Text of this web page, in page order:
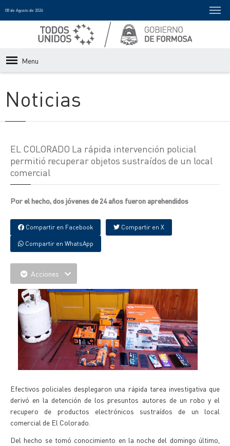
08 de Agosto de 2026
Menu
Noticias
EL COLORADO La rápida intervención policial
permitió recuperar objetos sustraídos de un local
comercial
Por el hecho, dos jóvenes de 24 años fueron aprehendidos
Compartir en Facebook Compartir en X
Compartir en WhatsApp
Acciones
Efectivos policiales desplegaron una rápida tarea investigativa que
derivó en la detención de los presuntos autores de un robo y el
recupero de productos electrónicos sustraídos de un local
comercial de El Colorado.
Del hecho se tomó conocimiento en la noche del domingo último,